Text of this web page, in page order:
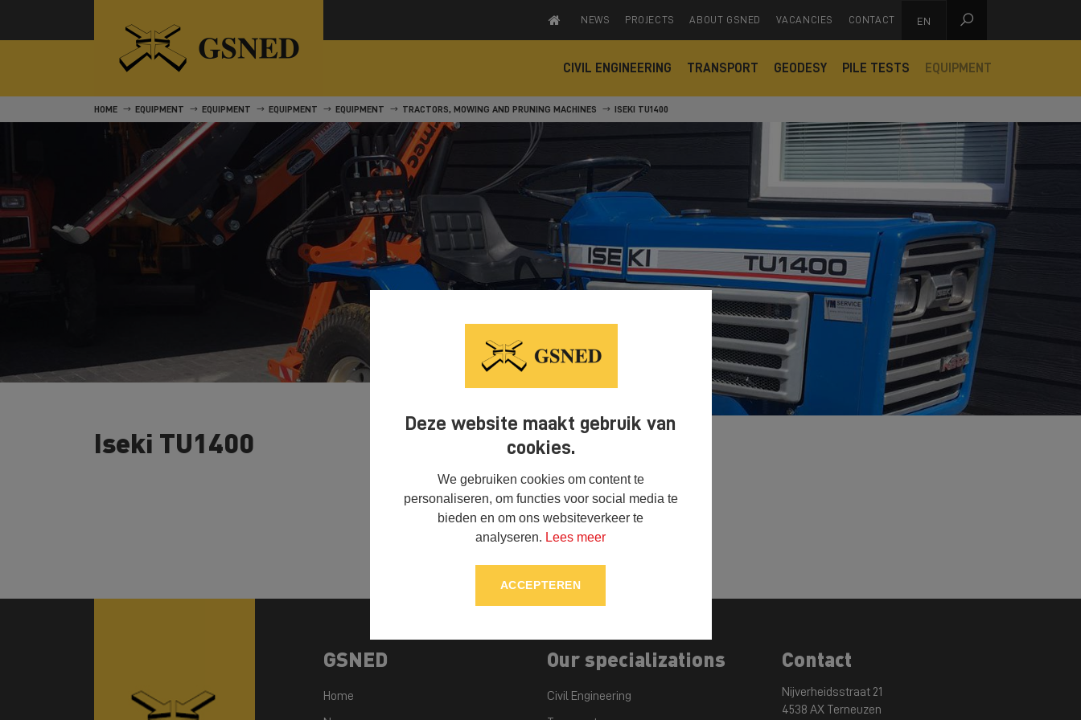
Deze website maakt gebruik van
cookies.
We gebruiken cookies om content te
personaliseren, om functies voor social media te
bieden en om ons websiteverkeer te
analyseren. Lees meer
ACCEPTEREN
NEWS PROJECTS ABOUT GSNED VACANCIES CONTACT EN 
CIVIL ENGINEERING TRANSPORT GEODESY PILE TESTS EQUIPMENT
HOME EQUIPMENT EQUIPMENT EQUIPMENT EQUIPMENT TRACTORS, MOWING AND PRUNING MACHINES ISEKI TU1400
Iseki TU1400
GSNED
Home
Our specializations
Civil Engineering
Contact
Nijverheidsstraat 21
4538 AX Terneuzen